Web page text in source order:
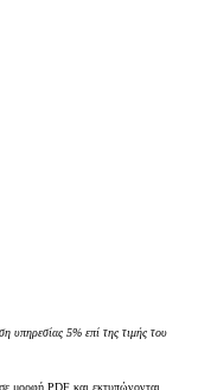
υπηρεσίας 5% επί της τιμής του
μορφή PDF και εκτυπώνονται